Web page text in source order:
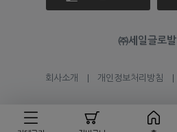
㈜세일글로발
회사소개 개인정보처리방침